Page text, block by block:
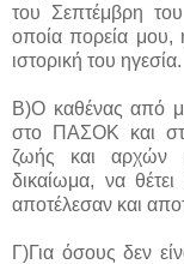
του Σεπτέμβρη
οποία πορεία μου,
ιστορική του ηγεσία.
Β)Ο καθένας από
στο ΠΑΣΟΚ και
ζωής και αρχών
δικαίωμα, να
αποτέλεσαν και
Γ)Για όσους δεν